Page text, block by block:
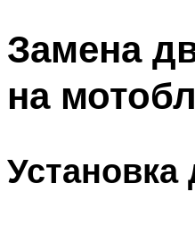
Замена
на
Установка